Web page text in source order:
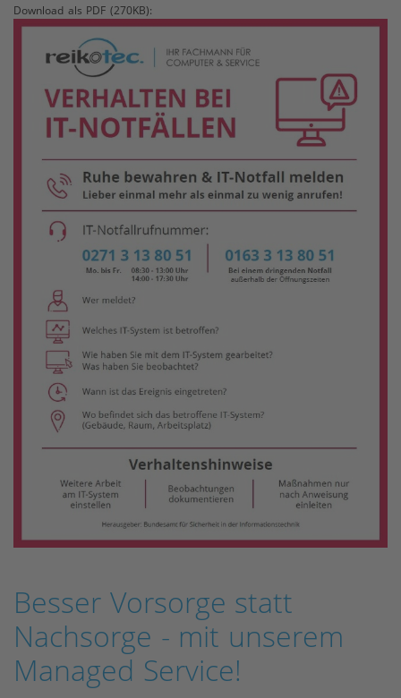
Download als PDF (270KB):
Besser Vorsorge statt
Nachsorge - mit unserem
Managed Service!